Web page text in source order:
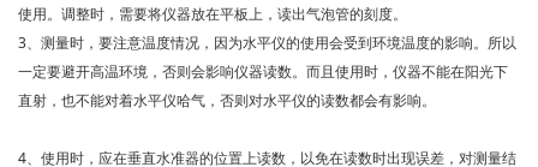
使用。调整时，需要将仪器放在平板上，读出气泡管的刻度。
3、测量时，要注意温度情况，因为水平仪的使用会受到环境温度的影响。所以
一定要避开高温环境，否则会影响仪器读数。而且使用时，仪器不能在阳光下
直射，也不能对着水平仪哈气，否则对水平仪的读数都会有影响。
4、使用时，应在垂直水准器的位置上读数，以免在读数时出现误差，对测量结